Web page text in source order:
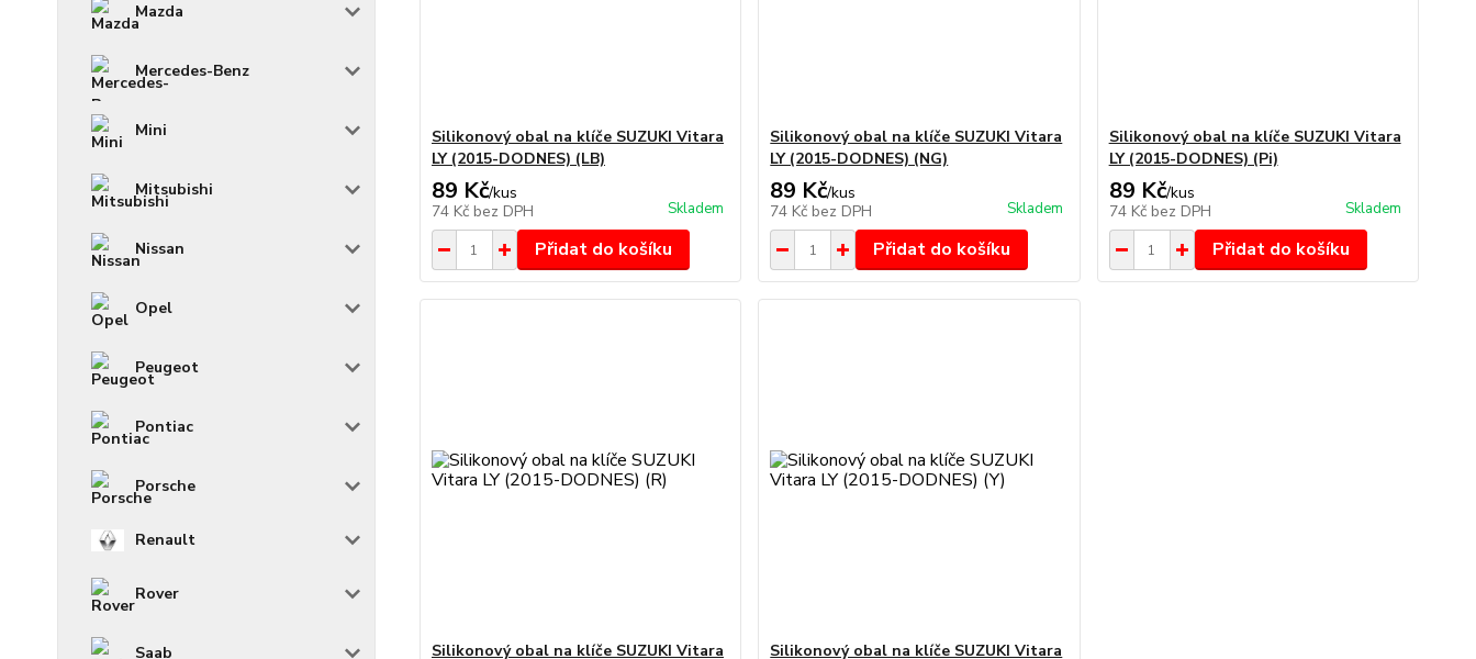
Mazda
Mercedes-Benz
Mini
Mitsubishi
Nissan
Opel
Peugeot
Pontiac
Porsche
Renault
Rover
Saab
Silikonový obal na klíče SUZUKI Vitara
LY (2015-DODNES) (LB)
89 Kč/kus
74 Kč bez DPH Skladem
Přidat do košíku
Silikonový obal na klíče SUZUKI Vitara
LY (2015-DODNES) (NG)
89 Kč/kus
74 Kč bez DPH Skladem
Přidat do košíku
Silikonový obal na klíče SUZUKI Vitara
LY (2015-DODNES) (Pi)
89 Kč/kus
74 Kč bez DPH Skladem
Přidat do košíku
Silikonový obal na klíče SUZUKI Vitara
Silikonový obal na klíče SUZUKI Vitara